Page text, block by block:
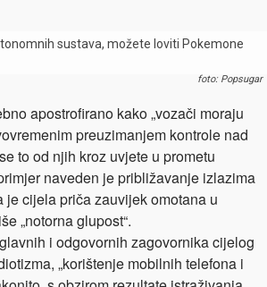
sustava, možete loviti Pokemone
foto: Popsugar
apostrofirano kako „vozači moraju
preuzimanjem kontrole nad
to od njih kroz uvjete u prometu
naveden je približavanje izlazima
je cijela priča zauvijek omotana u
„notorna glupost“.
i odgovornih zagovornika cijelog
„korištenje mobilnih telefona i